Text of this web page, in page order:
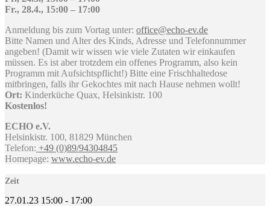
Fr., 28.4., 15:00 – 17:00
Anmeldung bis zum Vortag unter: office@echo-ev.de
Bitte Namen und Alter des Kinds, Adresse und Telefonnummer
angeben! (Damit wir wissen wie viele Zutaten wir einkaufen
müssen. Es ist aber trotzdem ein offenes Programm, also kein
Programm mit Aufsichtspflicht!) Bitte eine Frischhaltedose
mitbringen, falls ihr Gekochtes mit nach Hause nehmen wollt!
Ort: Kinderküche Quax, Helsinkistr. 100
Kostenlos!
ECHO e.V.
Helsinkistr. 100, 81829 München
Telefon: +49 (0)89/94304845
Homepage: www.echo-ev.de
Zeit
27.01.23 15:00 - 17:00